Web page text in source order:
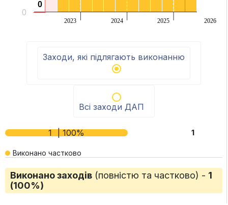
0
0
2023 2024 2025 2026
0
Заходи, які підлягають виконанню
Всі заходи ДАП
1 | 100% 1
Виконано частково
Виконано заходів (повністю та частково) - 1
(100%)